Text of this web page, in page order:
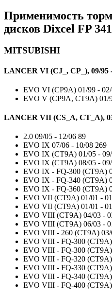
Применимость
дисков Dixcel FP
MITSUBISHI
LANCER VI (CJ_, CP_), 09/95
EVO VI (CP9A) 01/99 - 02/
EVO V (CP9A, CT9A) 01/
LANCER VII (CS_A, CT_A),
2.0 09/05 - 12/06 89
EVO IX 07/06 - 10/08 269
EVO IX (CT9A) 01/05 -
EVO IX (CT9A) 08/05 -
EVO IX - FQ-300 (CT9A)
EVO IX - FQ-340 (CT9A)
EVO IX - FQ-360 (CT9A)
EVO VII (CT9A) 01/01 -
EVO VII (CT9A) 01/01 -
EVO VIII (CT9A) 04/03 -
EVO VIII (CT9A) 06/03 -
EVO VIII - 260 (CT9A)
EVO VIII - FQ-300 (CT9A)
EVO VIII - FQ-300 (CT9A)
EVO VIII - FQ-320 (CT9A)
EVO VIII - FQ-330 (CT9A)
EVO VIII - FQ-340 (CT9A)
EVO VIII - FQ-400 (CT9A)